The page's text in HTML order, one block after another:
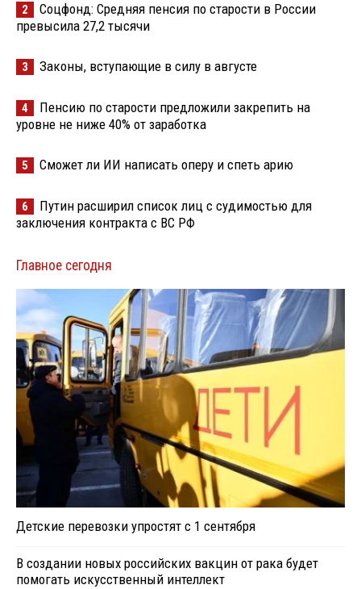
2
Соцфонд: Средняя пенсия по старости в России
превысила 27,2 тысячи
3 Законы, вступающие в силу в августе
4
Пенсию по старости предложили закрепить на
уровне не ниже 40% от заработка
5 Сможет ли ИИ написать оперу и спеть арию
6
Путин расширил список лиц с судимостью для
заключения контракта с ВС РФ
Главное сегодня
Детские перевозки упростят с 1 сентября
В создании новых российских вакцин от рака будет
помогать искусственный интеллект